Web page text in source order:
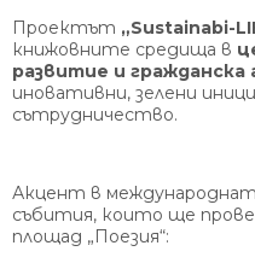
Проектът „Sustainabi-
книжовните средища в
развитие и
иновативни, зелени
сътрудничество.
Акцент в
събития, които ще
площад „Поезия“: